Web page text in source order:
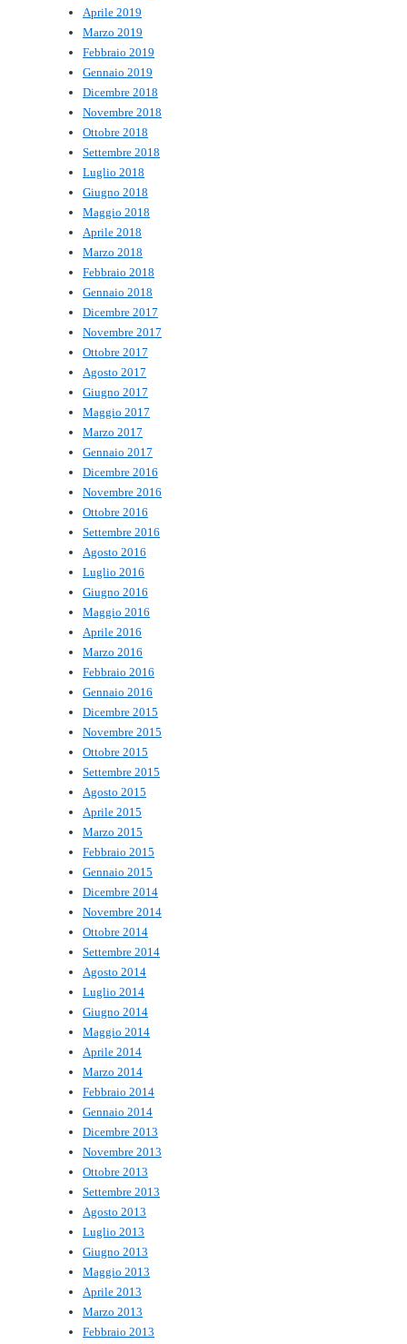
Aprile 2019
Marzo 2019
Febbraio 2019
Gennaio 2019
Dicembre 2018
Novembre 2018
Ottobre 2018
Settembre 2018
Luglio 2018
Giugno 2018
Maggio 2018
Aprile 2018
Marzo 2018
Febbraio 2018
Gennaio 2018
Dicembre 2017
Novembre 2017
Ottobre 2017
Agosto 2017
Giugno 2017
Maggio 2017
Marzo 2017
Gennaio 2017
Dicembre 2016
Novembre 2016
Ottobre 2016
Settembre 2016
Agosto 2016
Luglio 2016
Giugno 2016
Maggio 2016
Aprile 2016
Marzo 2016
Febbraio 2016
Gennaio 2016
Dicembre 2015
Novembre 2015
Ottobre 2015
Settembre 2015
Agosto 2015
Aprile 2015
Marzo 2015
Febbraio 2015
Gennaio 2015
Dicembre 2014
Novembre 2014
Ottobre 2014
Settembre 2014
Agosto 2014
Luglio 2014
Giugno 2014
Maggio 2014
Aprile 2014
Marzo 2014
Febbraio 2014
Gennaio 2014
Dicembre 2013
Novembre 2013
Ottobre 2013
Settembre 2013
Agosto 2013
Luglio 2013
Giugno 2013
Maggio 2013
Aprile 2013
Marzo 2013
Febbraio 2013